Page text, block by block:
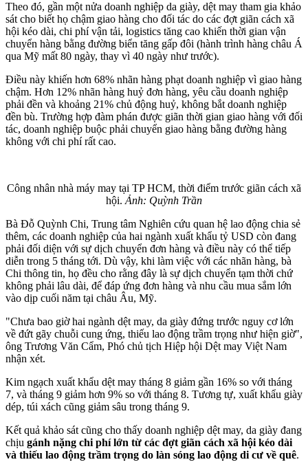
Theo đó, gần một nửa doanh nghiệp da giày, dệt may tham gia khảo
sát cho biết họ chậm giao hàng cho đối tác do các đợt giãn cách xã
hội kéo dài, chi phí vận tải, logistics tăng cao khiến thời gian vận
chuyển hàng bằng đường biển tăng gấp đôi (hành trình hàng châu Á
qua Mỹ mất 80 ngày, thay vì 40 ngày như trước).
Điều này khiến hơn 68% nhãn hàng phạt doanh nghiệp vì giao hàng
chậm. Hơn 12% nhãn hàng huỷ đơn hàng, yêu cầu doanh nghiệp
phải đền và khoảng 21% chủ động huỷ, không bắt doanh nghiệp
đền bù. Trường hợp đàm phán được giãn thời gian giao hàng với đối
tác, doanh nghiệp buộc phải chuyển giao hàng bằng đường hàng
không với chi phí rất cao.
Công nhân nhà máy may tại TP HCM, thời điểm trước giãn cách xã
hội. Ảnh: Quỳnh Trần
Bà Đỗ Quỳnh Chi, Trung tâm Nghiên cứu quan hệ lao động chia sẻ
thêm, các doanh nghiệp của hai ngành xuất khẩu tỷ USD còn đang
phải đối diện với sự dịch chuyển đơn hàng và điều này có thể tiếp
diễn trong 5 tháng tới. Dù vậy, khi làm việc với các nhãn hàng, bà
Chi thông tin, họ đều cho rằng đây là sự dịch chuyển tạm thời chứ
không phải lâu dài, để đáp ứng đơn hàng và nhu cầu mua sắm lớn
vào dịp cuối năm tại châu Âu, Mỹ.
"Chưa bao giờ hai ngành dệt may, da giày đứng trước nguy cơ lớn
về đứt gãy chuỗi cung ứng, thiếu lao động trầm trọng như hiện giờ",
ông Trương Văn Cẩm, Phó chủ tịch Hiệp hội Dệt may Việt Nam
nhận xét.
Kim ngạch xuất khẩu dệt may tháng 8 giảm gần 16% so với tháng
7, và tháng 9 giảm hơn 9% so với tháng 8. Tương tự, xuất khẩu giày
dép, túi xách cũng giảm sâu trong tháng 9.
Kết quả khảo sát cũng cho thấy doanh nghiệp dệt may, da giày đang
chịu gánh nặng chi phí lớn từ các đợt giãn cách xã hội kéo dài
và thiếu lao động trầm trọng do làn sóng lao động di cư về quê.